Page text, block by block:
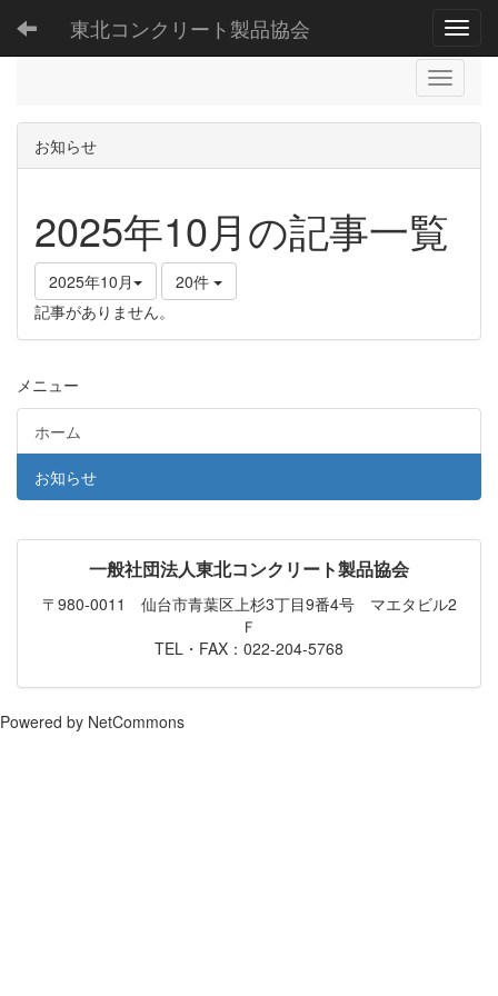
東北コンクリート製品協会
お知らせ
2025年10月の記事一覧
2025年10月
20件
記事がありません。
メニュー
ホーム
お知らせ
一般社団法人東北コンクリート製品協会
〒980-0011 仙台市青葉区上杉3丁目9番4号 マエタビル2
Ｆ
TEL・FAX：022-204-5768
Powered by NetCommons